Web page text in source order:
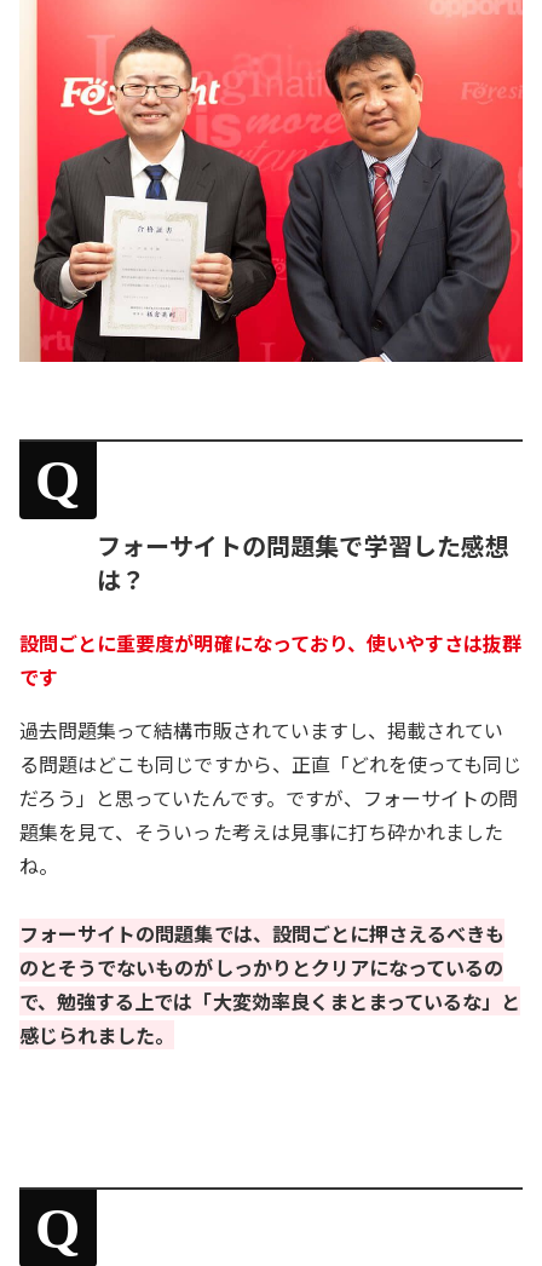
Q
フォーサイトの問題集で学習した感想
は？
設問ごとに重要度が明確になっており、使いやすさは抜群
です
過去問題集って結構市販されていますし、掲載されてい
る問題はどこも同じですから、正直「どれを使っても同じ
だろう」と思っていたんです。ですが、フォーサイトの問
題集を見て、そういった考えは見事に打ち砕かれました
ね。
フォーサイトの問題集では、設問ごとに押さえるべきも
のとそうでないものがしっかりとクリアになっているの
で、勉強する上では「大変効率良くまとまっているな」と
感じられました。
Q